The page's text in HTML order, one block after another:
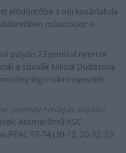
elődöntőbe a női kosárlabda
másodszor is
pályán 23 ponttal nyerték
a szlovák Nikola Dudasova
legeredményesebb
szövetség honlapja alapján):
Atomerőmű KSC
PEAC 97-74 (30-12, 20-22, 23-